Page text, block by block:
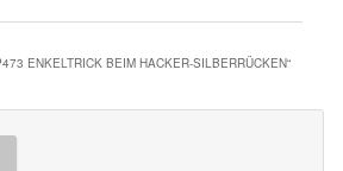
ENKELTRICK BEIM HACKER-SILBERRÜCKEN“